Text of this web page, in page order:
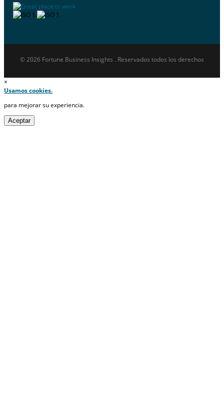
© 2026 Fortune Business Insights . Reservados todos los derechos
×
Usamos cookies.
para mejorar su experiencia.
Aceptar